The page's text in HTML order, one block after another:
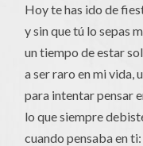
Hoy te has ido de
y sin que tú lo sepas
un tiempo de estar
a ser raro en mi vida,
para intentar pensar
lo que siempre
cuando pensaba en